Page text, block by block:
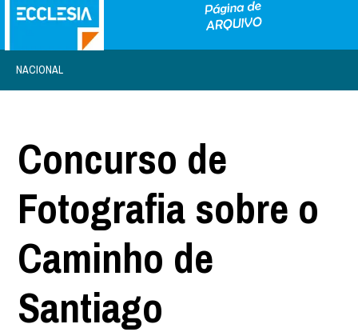
NACIONAL
Concurso de
Fotografia sobre o
Caminho de
Santiago